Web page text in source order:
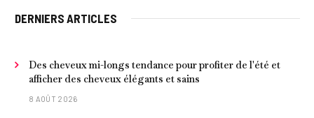
DERNIERS ARTICLES
Des cheveux mi-longs tendance pour profiter de l'été et
afficher des cheveux élégants et sains
8 AOÛT 2026